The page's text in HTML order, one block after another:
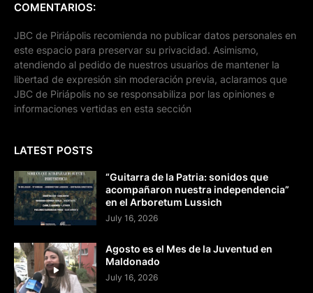
COMENTARIOS:
JBC de Piriápolis recomienda no publicar datos personales en
este espacio para preservar su privacidad. Asimismo,
atendiendo al pedido de nuestros usuarios de mantener la
libertad de expresión sin moderación previa, aclaramos que
JBC de Piriápolis no se responsabiliza por las opiniones e
informaciones vertidas en esta sección
LATEST POSTS
“Guitarra de la Patria: sonidos que
acompañaron nuestra independencia”
en el Arboretum Lussich
July 16, 2026
Agosto es el Mes de la Juventud en
Maldonado
July 16, 2026